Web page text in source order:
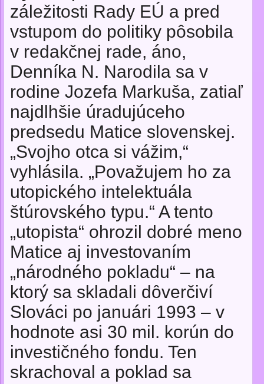
záležitosti Rady EÚ a pred
vstupom do politiky pôsobila
v redakčnej rade, áno,
Denníka N. Narodila sa v
rodine Jozefa Markuša, zatiaľ
najdlhšie úradujúceho
predsedu Matice slovenskej.
„Svojho otca si vážim,“
vyhlásila. „Považujem ho za
utopického intelektuála
štúrovského typu.“ A tento
„utopista“ ohrozil dobré meno
Matice aj investovaním
„národného pokladu“ – na
ktorý sa skladali dôverčiví
Slováci po januári 1993 – v
hodnote asi 30 mil. korún do
investičného fondu. Ten
skrachoval a poklad sa